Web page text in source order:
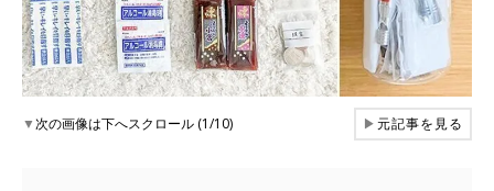
▼次の画像は下へスクロール (1/10) ▶元記事を見る